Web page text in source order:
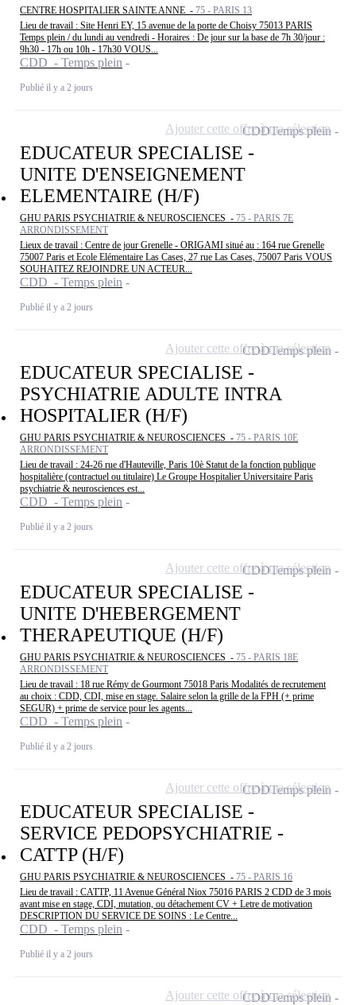
CENTRE HOSPITALIER SAINTE ANNE - 75 - PARIS 13
Lieu de travail : Site Henri EY, 15 avenue de la porte de Choisy 75013 PARIS
Temps plein / du lundi au vendredi - Horaires : De jour sur la base de 7h 30/jour :
9h30 - 17h ou 10h - 17h30 VOUS...
CDD - Temps plein
Publié il y a 2 jours
EDUCATEUR SPECIALISE -
UNITE D'ENSEIGNEMENT
ELEMENTAIRE (H/F)
GHU PARIS PSYCHIATRIE & NEUROSCIENCES - 75 - PARIS 7E
ARRONDISSEMENT
Lieux de travail : Centre de jour Grenelle - ORIGAMI situé au : 164 rue Grenelle
75007 Paris et Ecole Elémentaire Las Cases, 27 rue Las Cases, 75007 Paris VOUS
SOUHAITEZ REJOINDRE UN ACTEUR...
CDD - Temps plein
Publié il y a 2 jours
CDDTemps plein
Ajouter cette offre à ma sélection
EDUCATEUR SPECIALISE -
PSYCHIATRIE ADULTE INTRA
HOSPITALIER (H/F)
GHU PARIS PSYCHIATRIE & NEUROSCIENCES - 75 - PARIS 10E
ARRONDISSEMENT
Lieu de travail : 24-26 rue d'Hauteville, Paris 10è Statut de la fonction publique
hospitalière (contractuel ou titulaire) Le Groupe Hospitalier Universitaire Paris
psychiatrie & neurosciences est...
CDD - Temps plein
Publié il y a 2 jours
CDDTemps plein
Ajouter cette offre à ma sélection
EDUCATEUR SPECIALISE -
UNITE D'HEBERGEMENT
THERAPEUTIQUE (H/F)
GHU PARIS PSYCHIATRIE & NEUROSCIENCES - 75 - PARIS 18E
ARRONDISSEMENT
Lieu de travail : 18 rue Rémy de Gourmont 75018 Paris Modalités de recrutement
au choix : CDD, CDI, mise en stage. Salaire selon la grille de la FPH (+ prime
SEGUR) + prime de service pour les agents...
CDD - Temps plein
Publié il y a 2 jours
CDDTemps plein
Ajouter cette offre à ma sélection
EDUCATEUR SPECIALISE -
SERVICE PEDOPSYCHIATRIE -
CATTP (H/F)
GHU PARIS PSYCHIATRIE & NEUROSCIENCES - 75 - PARIS 16
Lieu de travail : CATTP, 11 Avenue Général Niox 75016 PARIS 2 CDD de 3 mois
avant mise en stage, CDI, mutation, ou détachement CV + Letre de motivation
DESCRIPTION DU SERVICE DE SOINS : Le Centre...
CDD - Temps plein
Publié il y a 2 jours
CDDTemps plein
Ajouter cette offre à ma sélection
CDDTemps plein
Ajouter cette offre à ma sélection